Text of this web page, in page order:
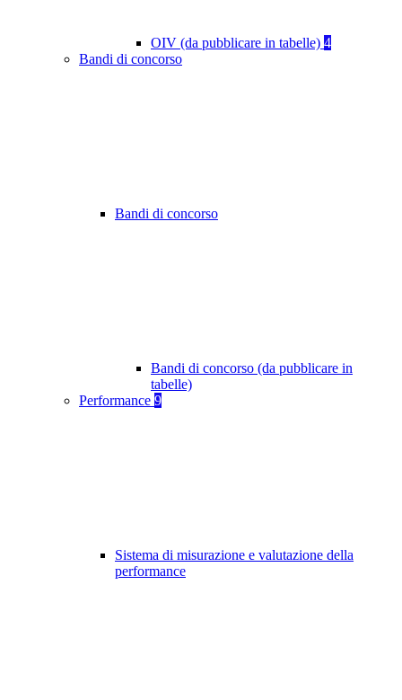
OIV (da pubblicare in tabelle) 4
Bandi di concorso
Bandi di concorso
Bandi di concorso (da pubblicare in
tabelle)
Performance 9
Sistema di misurazione e valutazione della
performance